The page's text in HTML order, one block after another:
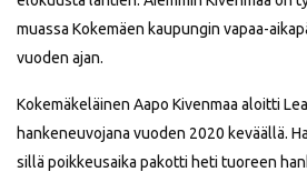
muassa Kokemäen kaupungin vapaa-
vuoden ajan.
Kokemäkeläinen Aapo Kivenmaa aloitti
hankeneuvojana vuoden 2020 keväällä.
sillä poikkeusaika pakotti heti tuoreen